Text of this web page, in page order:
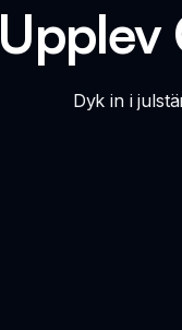
Upplev
Dyk in i